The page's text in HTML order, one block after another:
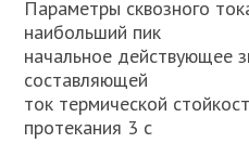
Параметры сквозного
наибольший пик
начальное действующее
составляющей
ток термической
протекания 3 с